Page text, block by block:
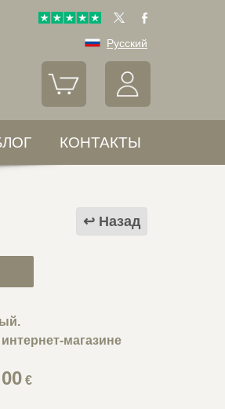
Русский
КОНТАКТЫ
Назад
магазине
€